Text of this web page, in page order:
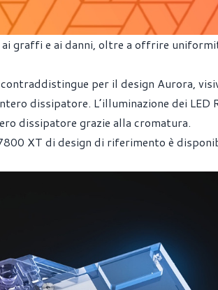
graffi e ai danni, oltre a offrire
per il design Aurora,
dissipatore. L’illuminazione dei LED
dissipatore grazie alla cromatura.
XT di design di riferimento è